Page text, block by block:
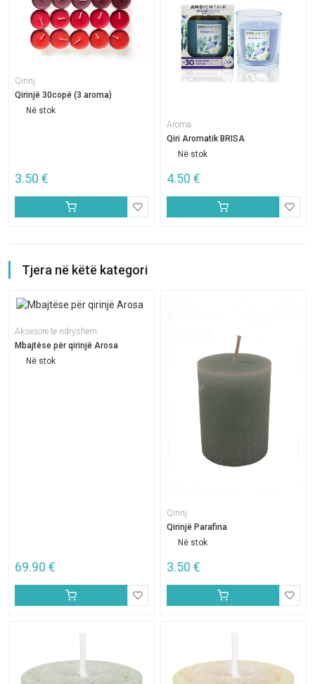
Qirinj
Qirinjë 30copë (3 aroma)
Në stok
3.50 €
Aroma
Qiri Aromatik BRISA
Në stok
4.50 €
Tjera në këtë kategori
Aksesore te ndryshem
Mbajtëse për qirinjë Arosa
Në stok
69.90 €
Qirinj
Qirinjë Parafina
Në stok
3.50 €